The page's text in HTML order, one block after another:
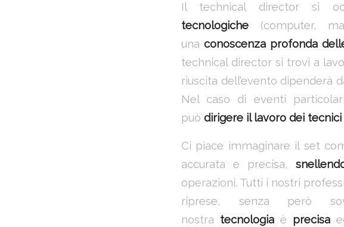
Il technical director si
tecnologiche (computer,
una conoscenza profonda
technical director si trovi a
riuscita dell’evento dipenderà
Nel caso di eventi
può dirigere il lavoro dei tecnici
Ci piace immaginare il set
accurata e precisa,
operazioni. Tutti i nostri
riprese, senza però
nostra tecnologiaè precisa